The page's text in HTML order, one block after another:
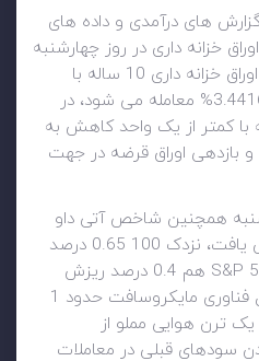
های درآمدی و داده های
خزانه داری در روز چهارشنبه
با کاهش روبرو شد. بازدهی اوراق خزانه داری 10 ساله با
بیش از دو واحد کاهش در 3.4416% معامله می شود، در
بازدهی اوراق 2 ساله با کمتر از یک واحد کاهش به
و بازدهی اوراق قرضه در جهت
همچنین شاخص آتی داو
جونز صنعتی 79 واحد کاهش یافت، نزدک 100 0.65 درصد
سقوط کرد و شاخص آتی S&P 500 هم 0.4 درصد ریزش
نمود. علاوه بر این سهام غول فناوری مایکروسافت حدود 1
ترن هوایی مملو از
قبلی در معاملات